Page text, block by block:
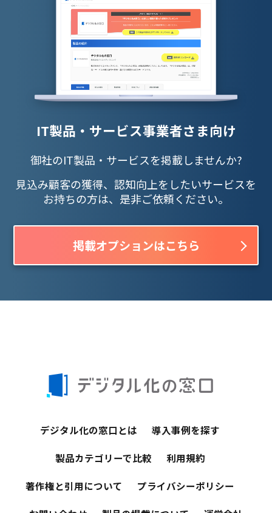
IT製品・サービス事業者さま向け
御社のIT製品・サービスを掲載しませんか?
見込み顧客の獲得、認知向上をしたいサービスを
お持ちの方は、是非ご依頼ください。
掲載オプションはこちら
デジタル化の窓口とは 導入事例を探す
製品カテゴリーで比較 利用規約
著作権と引用について プライバシーポリシー